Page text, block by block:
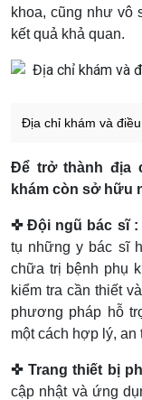
khoa, cũng như vô
kết quả khả quan.
Địa chỉ khám và
Để trở thành địa
khám còn sở hữu
✜ Đội ngũ bác sĩ :
tụ những y bác sĩ
chữa trị bệnh phụ
kiểm tra cần thiết
phương pháp hỗ
một cách hợp lý, an
✜ Trang thiết bị
cập nhật và ứng